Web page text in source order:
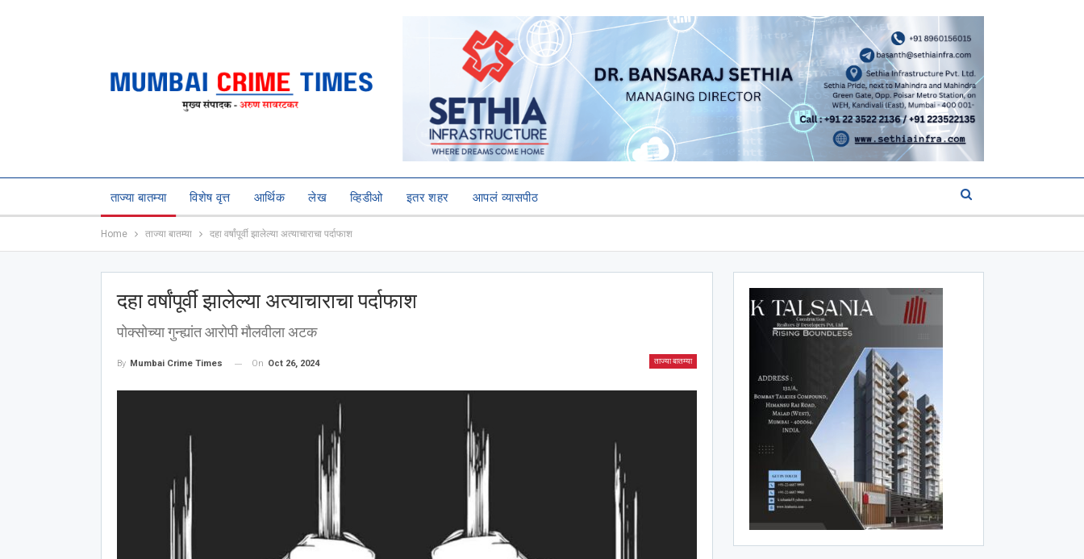
ताज्या बातम्या विशेष वृत्त आर्थिक लेख व्हिडीओ इतर शहर आपलं व्यासपीठ
Home ताज्या बातम्या दहा वर्षांपूर्वी झालेल्या अत्याचाराचा पर्दाफाश
दहा वर्षांपूर्वी झालेल्या अत्याचाराचा पर्दाफाश
पोक्सोच्या गुन्ह्यांत आरोपी मौलवीला अटक
ताज्या बातम्या
By Mumbai Crime Times On Oct 26, 2024